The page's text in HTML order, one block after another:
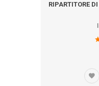
RIPARTITORE